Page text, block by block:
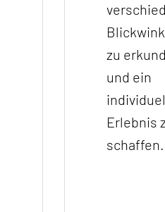
zu
und ein
Erlebnis
schaffen.